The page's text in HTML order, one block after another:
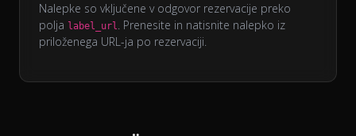
Nalepke so vključene v odgovor rezervacije preko
polja label_url. Prenesite in natisnite nalepko iz
priloženega URL-ja po rezervaciji.